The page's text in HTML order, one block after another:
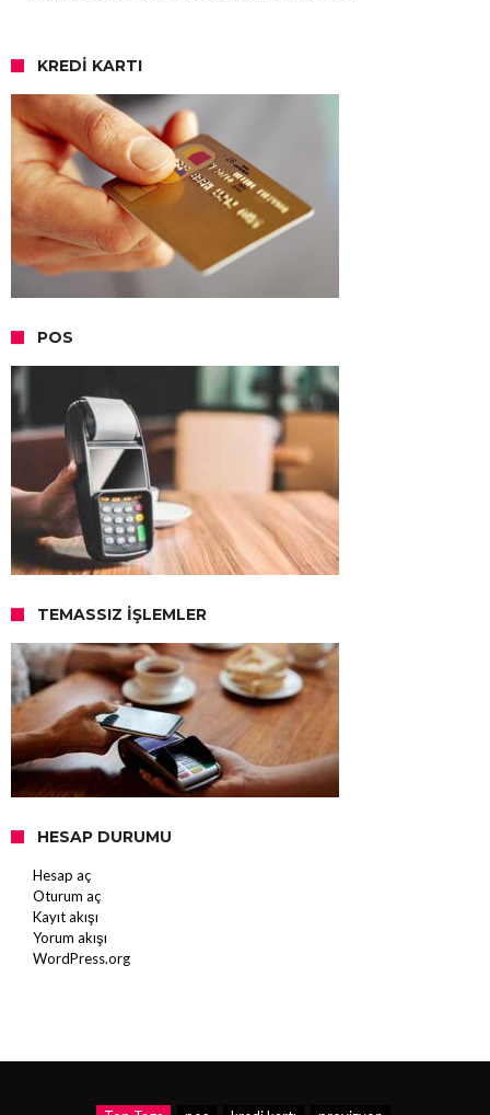
KREDI KARTI
POS
TEMASSIZ İŞLEMLER
HESAP DURUMU
Hesap aç
Oturum aç
Kayıt akışı
Yorum akışı
WordPress.org